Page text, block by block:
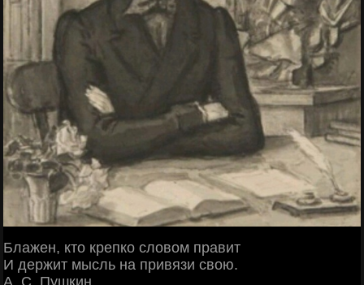
Блажен, кто крепко словом правит
И держит мысль на привязи свою.
А. С. Пушкин